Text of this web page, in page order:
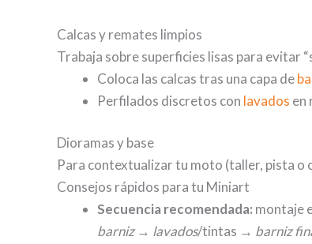
Calcas y remates limpios
Trabaja sobre superficies lisas para evitar
Coloca las calcas tras una capa de
Perfilados discretos con lavados en
Dioramas y base
Para contextualizar tu moto (taller, pista o
Consejos rápidos para tu Miniart
Secuencia recomendada: montaje
barniz→ lavados/tintas → barniz